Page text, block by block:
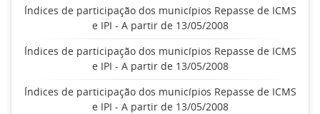
Índices de participação dos municípios Repasse de ICMS
e IPI - A partir de 13/05/2008
Índices de participação dos municípios Repasse de ICMS
e IPI - A partir de 13/05/2008
Índices de participação dos municípios Repasse de ICMS
e IPI - A partir de 13/05/2008